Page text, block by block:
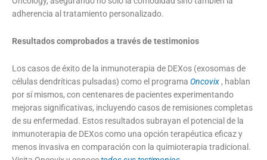
adherencia al tratamiento personalizado.
Resultados comprobados a través de testimonios
Los casos de éxito de la inmunoterapia de DEXos (exosomas de
células dendríticas pulsadas) como el programa Oncovix , hablan
por sí mismos, con centenares de pacientes experimentando
mejoras significativas, incluyendo casos de remisiones completas
de su enfermedad. Estos resultados subrayan el potencial de la
inmunoterapia de DEXos como una opción terapéutica eficaz y
menos invasiva en comparación con la quimioterapia tradicional.